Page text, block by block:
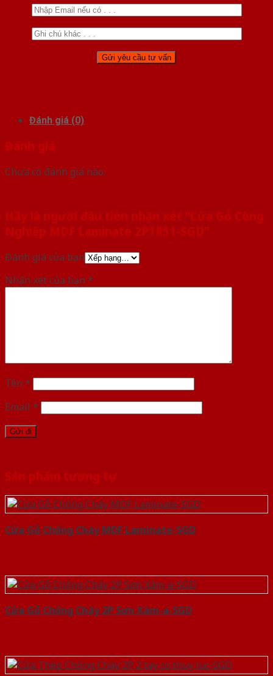
Đánh giá (0)
Đánh giá
Chưa có đánh giá nào.
Hãy là người đầu tiên nhận xét “Cửa Gỗ Công
Nghiệp MDF Laminate 2P1R51-SGD”
Đánh giá của bạn
Nhận xét của bạn *
Tên *
Email *
Sản phẩm tương tự
Cửa Gỗ Chống Cháy MDF Laminate-SGD
Cửa Gỗ Chống Cháy 2P Sơn Xám-a-SGD